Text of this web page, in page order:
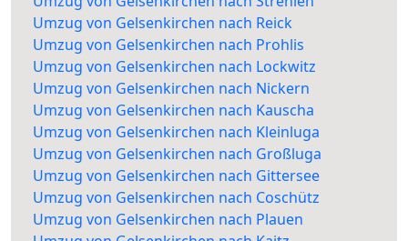
Umzug von Gelsenkirchen nach Reick
Umzug von Gelsenkirchen nach Prohlis
Umzug von Gelsenkirchen nach Lockwitz
Umzug von Gelsenkirchen nach Nickern
Umzug von Gelsenkirchen nach Kauscha
Umzug von Gelsenkirchen nach Kleinluga
Umzug von Gelsenkirchen nach Großluga
Umzug von Gelsenkirchen nach Gittersee
Umzug von Gelsenkirchen nach Coschütz
Umzug von Gelsenkirchen nach Plauen